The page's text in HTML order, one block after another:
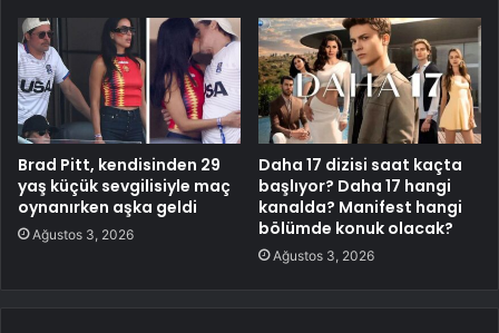
Brad Pitt, kendisinden 29
yaş küçük sevgilisiyle maç
oynanırken aşka geldi
Ağustos 3, 2026
Daha 17 dizisi saat kaçta
başlıyor? Daha 17 hangi
kanalda? Manifest hangi
bölümde konuk olacak?
Ağustos 3, 2026